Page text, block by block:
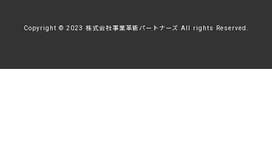
Copyright © 2023 株式会社事業革新パートナーズ All rights Reserved.